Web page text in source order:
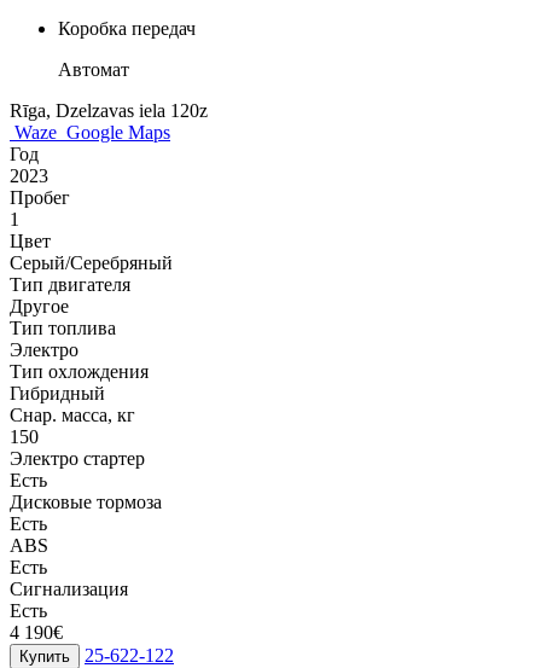
Коробка передач
Автомат
Rīga, Dzelzavas iela 120z
Waze Google Maps
Год
2023
Пробег
1
Цвет
Серый/Серебряный
Тип двигателя
Другое
Тип топлива
Электро
Тип охлождения
Гибридный
Снар. масса, кг
150
Электро стартер
Есть
Дисковые тормоза
Есть
ABS
Есть
Сигнализация
Есть
4 190€
Купить 25-622-122